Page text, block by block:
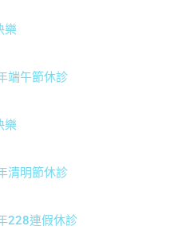
樂
端午節休診
樂
清明節休診
228連假休診